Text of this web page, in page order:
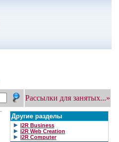
Рассылки для занятых...»
Другие разделы
I2R Business
I2R Web Creation
I2R Computer